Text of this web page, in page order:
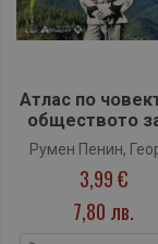
Атлас по
обществото
клас +
(Атласи)
Румен Пенин,
Якимов
3,99 €
7,80 лв.